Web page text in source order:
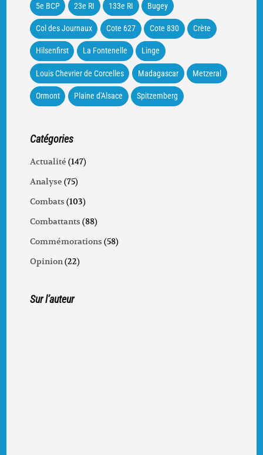
5e BCP 23e RI 133e RI Bugey
Col des Journaux Cote 627 Cote 830 Crète
Hilsenfirst La Fontenelle Linge
Louis Chevrier de Corcelles Madagascar Metzeral
Ormont Plaine d'Alsace Spitzemberg
Catégories
Actualité (147)
Analyse (75)
Combats (103)
Combattants (88)
Commémorations (58)
Opinion(22)
Sur l’auteur